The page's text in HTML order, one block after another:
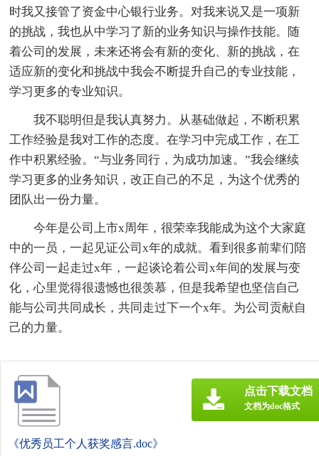
时我又接管了资金中心银行业务。对我来说又是一项新
的挑战，我也从中学习了新的业务知识与操作技能。随
着公司的发展，未来还将会有新的变化、新的挑战，在
适应新的变化和挑战中我会不断提升自己的专业技能，
学习更多的专业知识。
我不聪明但是我认真努力。从基础做起，不断积累
工作经验是我对工作的态度。在学习中完成工作，在工
作中积累经验。“与业务同行，为成功加速。”我会继续
学习更多的业务知识，改正自己的不足，为这个优秀的
团队出一份力量。
今年是公司上市x周年，很荣幸我能成为这个大家庭
中的一员，一起见证公司x年的成就。看到很多前辈们陪
伴公司一起走过x年，一起谈论着公司x年间的发展与变
化，心里觉得很遗憾也很羡慕，但是我希望也坚信自己
能与公司共同成长，共同走过下一个x年。为公司贡献自
己的力量。
《优秀员工个人获奖感言.doc》
点击下载文档
文档为doc格式